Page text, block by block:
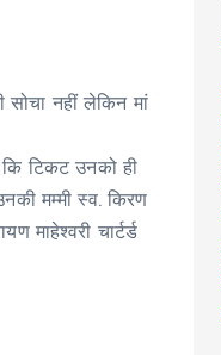
सोचा नहीं लेकिन मां
टिकट उनको ही
मम्मी स्व. किरण
माहेश्वरी चार्टर्ड